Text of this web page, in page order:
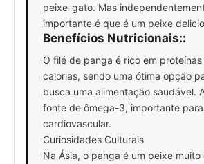
peixe-gato. Mas
importante é que é um peixe
Benefícios Nutricionais::
O filé de panga é rico em
calorias, sendo uma ótima opção
busca uma alimentação saudável.
fonte de ômega-3, importante
cardiovascular.
Curiosidades Culturais
Na Ásia, o panga é um peixe muito